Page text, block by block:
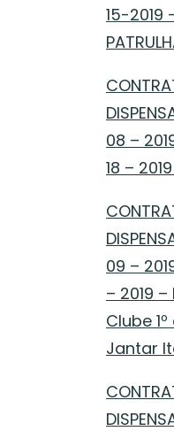
15-2019
08 –
18 –
09 –
– 2019
Clube
Jantar